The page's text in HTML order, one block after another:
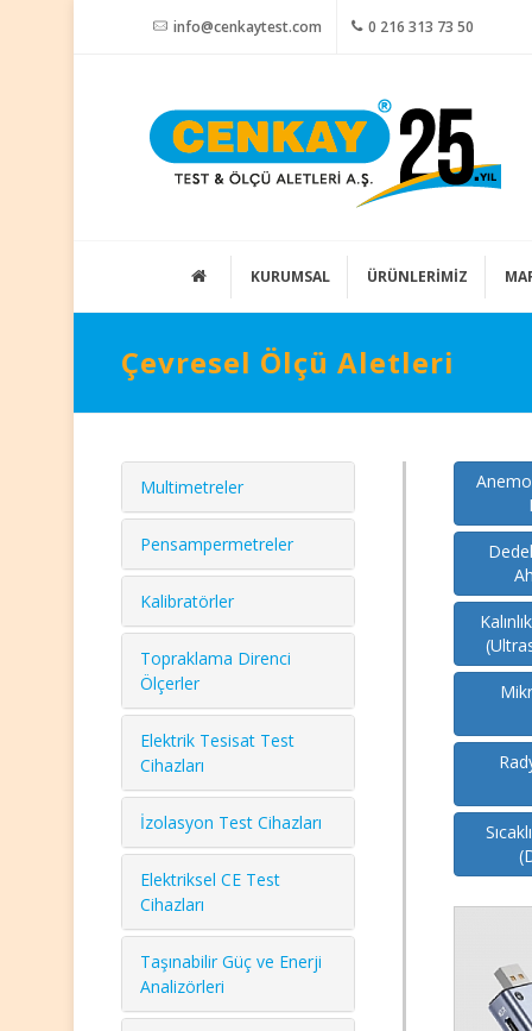
info@cenkaytest.com 0 216 313 73 50
KURUMSAL ÜRÜNLERİMİZ
Çevresel Ölçü Aletleri
Multimetreler
Pensampermetreler
Kalibratörler
Topraklama Direnci
Ölçerler
Elektrik Tesisat Test
Cihazları
İzolasyon Test Cihazları
Elektriksel CE Test
Cihazları
Taşınabilir Güç ve Enerji
Analizörleri